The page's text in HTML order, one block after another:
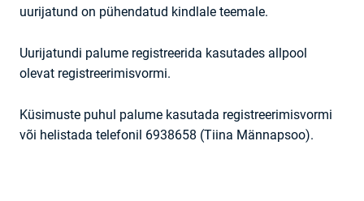
uurijatund on pühendatud kindlale teemale.
Uurijatundi palume registreerida kasutades allpool
olevat registreerimisvormi.
Küsimuste puhul palume kasutada registreerimisvormi
või helistada telefonil 6938658 (Tiina Männapsoo).